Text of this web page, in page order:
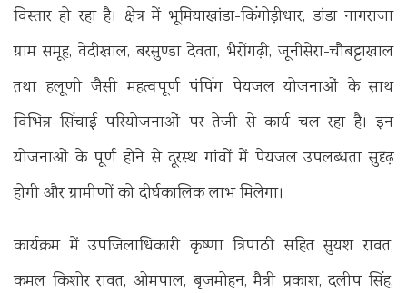
विस्तार हो रहा है। क्षेत्र में भूमियाखांडा-किंगोड़ीधार, डांडा नागराजा
ग्राम समूह, वेदीखाल, बरसुण्डा देवता, भैरोंगढ़ी, जूनीसेरा-चौबट्टाखाल
तथा हलूणी जैसी महत्वपूर्ण पंपिंग पेयजल योजनाओं के साथ
विभिन्न सिंचाई परियोजनाओं पर तेजी से कार्य चल रहा है। इन
योजनाओं के पूर्ण होने से दूरस्थ गांवों में पेयजल उपलब्धता सुदृढ़
होगी और ग्रामीणों को दीर्घकालिक लाभ मिलेगा।
कार्यक्रम में उपजिलाधिकारी कृष्णा त्रिपाठी सहित सुयश रावत,
कमल किशोर रावत, ओमपाल, बृजमोहन, मैत्री प्रकाश, दलीप सिंह,